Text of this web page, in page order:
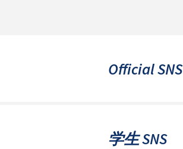
Official SNS
学生 SNS